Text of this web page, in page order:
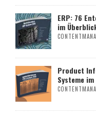
ERP: 76
im
Product
Systeme